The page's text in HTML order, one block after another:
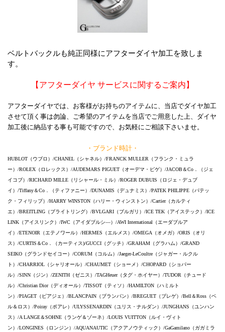
ベルトバックルも純正同様にアフターダイヤ加工を致しま
す。
【アフターダイヤ サービスに関するご案内】
アフターダイヤでは、お客様がお持ちのアイテムに、当店でダイヤ加工
させて頂く事は勿論、ご希望のアイテムを当店でご用意した上、ダイヤ
加工後に納品する事も可能ですので、お気軽にご相談下さいませ。
・ブランド時計・
HUBLOT（ウブロ）/CHANEL（シャネル）/FRANCK MULLER（フランク・ミュラ
ー）/ROLEX（ロレックス）/AUDEMARS PIGUET（オーデマ・ピゲ）/JACOB＆Co．（ジェ
イコブ）/RICHARD MILLE（リシャール・ミル）/ROGER DUBUIS（ロジェ・デュブ
イ）/Tiffany＆Co．（ティファニー）/DUNAMIS（デュナミス）/PATEK PHILIPPE（パテッ
ク・フィリップ）/HARRY WINSTON（ハリー・ウィンストン）/Cartier（カルティ
エ）/BREITLING（ブライトリング）/BVLGARI（ブルガリ）/ICE TEK（アイステック）/ICE
LINK（アイスリンク）/IWC（アイダブルシ―）/AWI International（エーダブルア
イ）/ETENOIR（エテノワール）/HERMES（エルメス）/OMEGA（オメガ）/ORIS（オリ
ス）/CURTIS＆Co．（カーティス)/GUCCI（グッチ）/GRAHAM（グラハム）/GRAND
SEIKO（グランドセイコー）/CORUM（コルム）/Jaeger-LeCoultre（ジャガー・ルクル
ト）/CHARRIOL（シャリオール）/CHAUMET（ショーメ）/CHOPARD（ショパー
ル）/SINN（ジン）/ZENITH（ゼニス）/TAGHeuer（タグ・ホイヤー）/TUDOR（チュード
ル）/Christian Dior（ディオール）/TISSOT（ティソ）/HAMILTON（ハミルト
ン）/PIAGET（ピアジェ）/BLANCPAIN（ブランパン）/BREGUET（ブレゲ）/Bell＆Ross（ベ
ル＆ロス）/Poiray（ポアレ）/ULYSSENARDIN（ユリス・ナルダン）/JUNGHANS（ユンハン
ス）/A LANGE＆SOHNE（ランゲ＆ゾーネ）/LOUIS VUITTON（ルイ・ヴィト
ン）/LONGINES（ロンジン）/AQUANAUTIC（アクアノウティック）/GaGamilano（ガガミラ